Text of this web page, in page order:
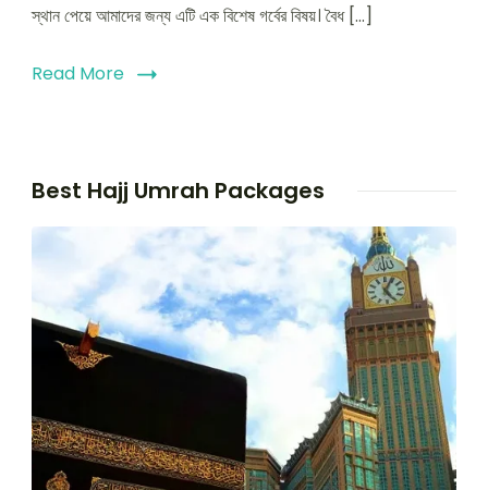
স্থান পেয়ে আমাদের জন্য এটি এক বিশেষ গর্বের বিষয়। বৈধ […]
Read More
Best Hajj Umrah Packages